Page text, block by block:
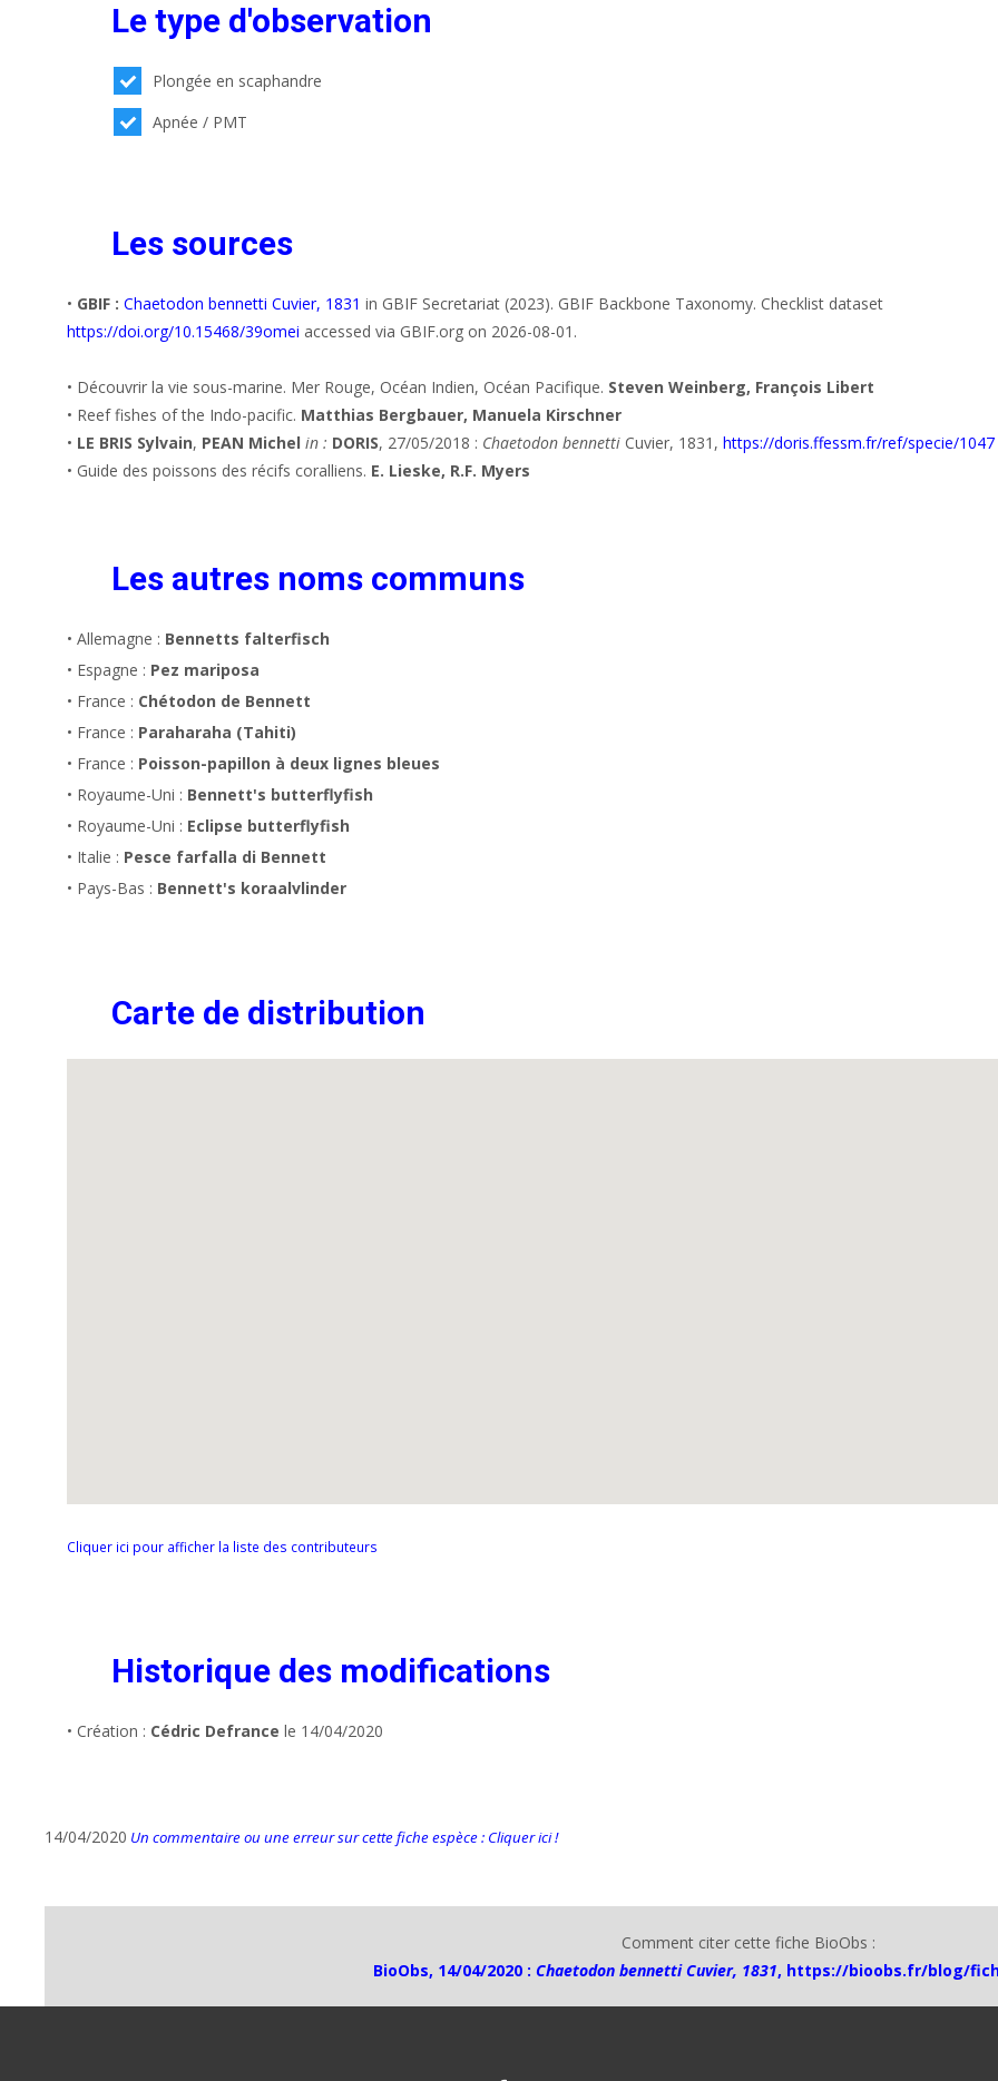
Le type d'observation
Plongée en scaphandre
Apnée / PMT
Les sources
• GBIF : Chaetodon bennetti Cuvier, 1831 in GBIF Secretariat (2023). GBIF Backbone Taxonomy. Checklist dataset
https://doi.org/10.15468/39omei accessed via GBIF.org on 2026-08-01.
• Découvrir la vie sous-marine. Mer Rouge, Océan Indien, Océan Pacifique. Steven Weinberg, François Libert
• Reef fishes of the Indo-pacific. Matthias Bergbauer, Manuela Kirschner
• LE BRIS Sylvain, PEAN Michel in : DORIS, 27/05/2018 : Chaetodon bennetti Cuvier, 1831, https://doris.ffessm.fr/ref/specie/1047
• Guide des poissons des récifs coralliens. E. Lieske, R.F. Myers
Les autres noms communs
• Allemagne : Bennetts falterfisch
• Espagne : Pez mariposa
• France : Chétodon de Bennett
• France : Paraharaha (Tahiti)
• France : Poisson-papillon à deux lignes bleues
• Royaume-Uni : Bennett's butterflyfish
• Royaume-Uni : Eclipse butterflyfish
• Italie : Pesce farfalla di Bennett
• Pays-Bas : Bennett's koraalvlinder
Carte de distribution
Cliquer ici pour afficher la liste des contributeurs
Historique des modifications
• Création : Cédric Defrance le 14/04/2020
14/04/2020 Un commentaire ou une erreur sur cette fiche espèce : Cliquer ici !
Comment citer cette fiche BioObs :
BioObs, 14/04/2020 : Chaetodon bennetti Cuvier, 1831, https://bioobs.fr/blog/